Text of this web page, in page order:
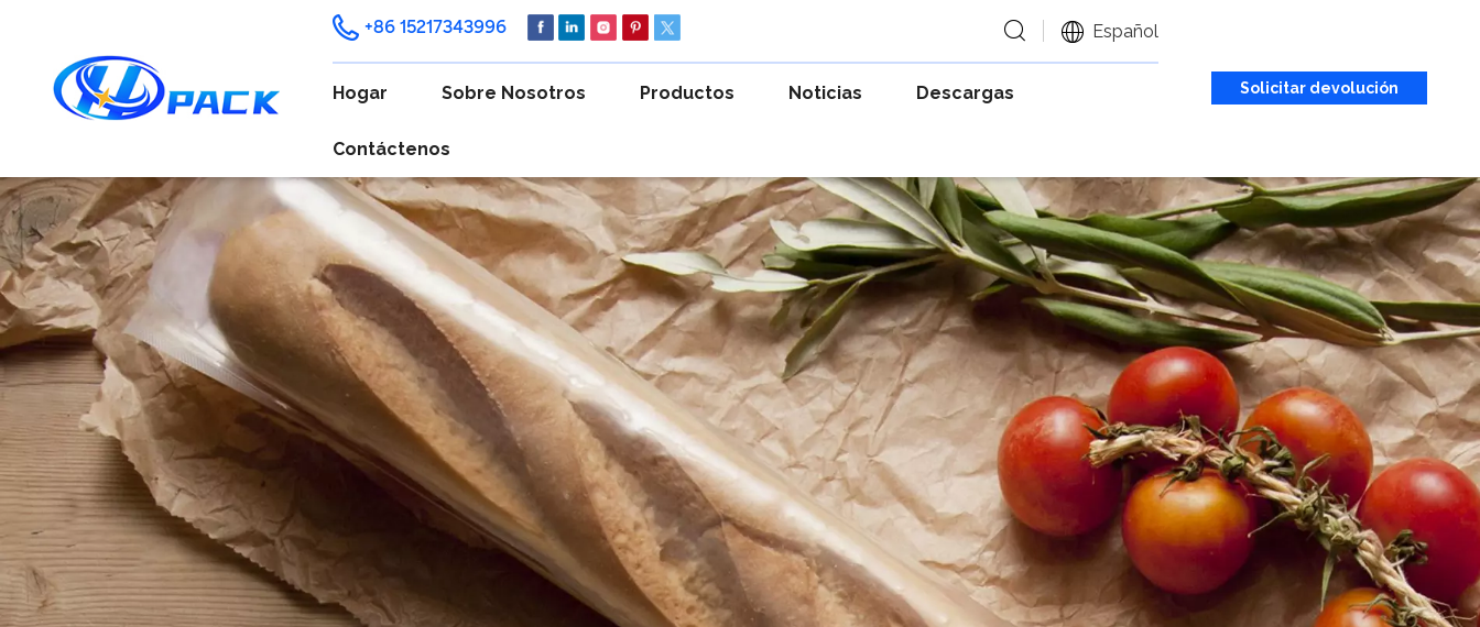
+86 15217343996 Español
Hogar Sobre Nosotros Productos Noticias Descargas
Contáctenos
Solicitar devolución